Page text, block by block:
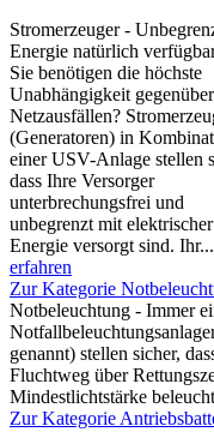
Stromerzeuger -
Energie natürlich
Sie benötigen die höchste
Unabhängigkeit gegenüber
Netzausfällen?
(Generatoren) in
einer USV-Anlage stellen
dass Ihre Versorger
unterbrechungsfrei und
unbegrenzt mit elektrischer
Energie versorgt sind. Ihr...
erfahren
Zur Kategorie
Notbeleuchtung - Immer
genannt) stellen sicher,
Fluchtweg über
Mindestlichtstärke
Zur Kategorie